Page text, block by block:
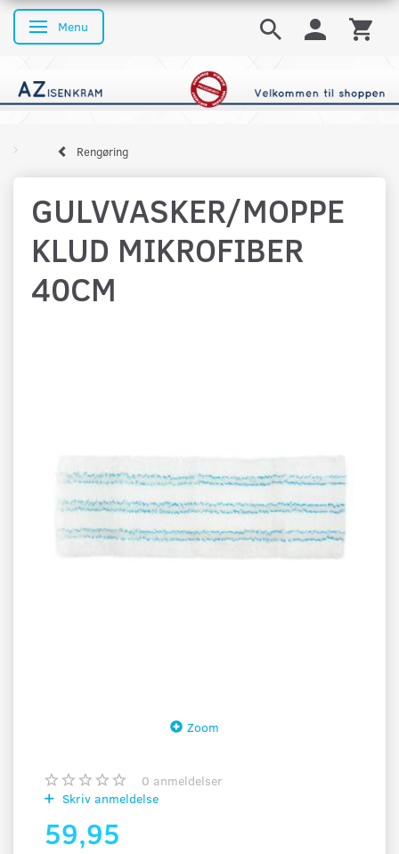
Skifte navigation
Menu
Rengøring
GULVVASKER/MOPPE
KLUD MIKROFIBER
40CM
Zoom
0 anmeldelser
Skriv anmeldelse
59,95